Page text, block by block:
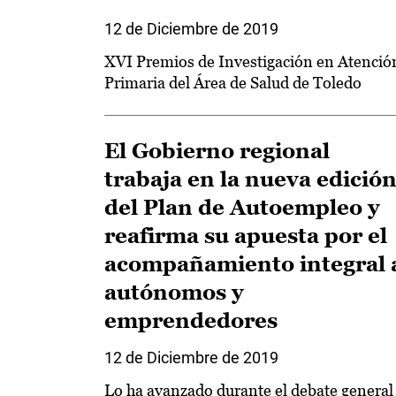
12 de Diciembre de 2019
XVI Premios de Investigación en
Primaria del Área de Salud de Toledo
El Gobierno regional
trabaja en la nueva edición
del Plan de Autoempleo y
reafirma su apuesta por el
acompañamiento integral
autónomos y
emprendedores
12 de Diciembre de 2019
Lo ha avanzado durante el debate general